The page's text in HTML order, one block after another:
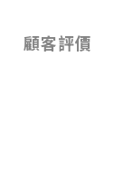
顧客評價